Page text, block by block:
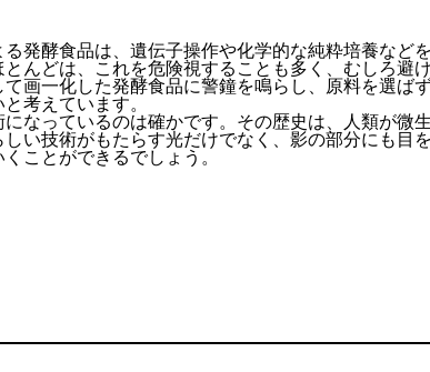
発酵食品は、遺伝子操作や化学的な純粋培養など
んどは、これを危険視することも多く、むしろ避
画一化した発酵食品に警鐘を鳴らし、原料を選ば
考えています。
なっているのは確かです。その歴史は、人類が微
い技術がもたらす光だけでなく、影の部分にも目
ことができるでしょう。